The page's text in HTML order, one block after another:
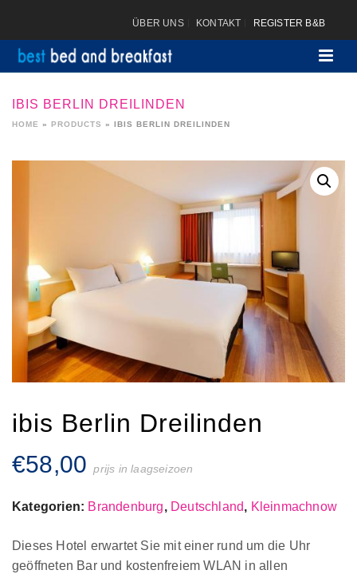
ÜBER UNS KONTAKT REGISTER B&B
IBIS BERLIN DREILINDEN
HOME » PRODUCTS » IBIS BERLIN DREILINDEN
ibis Berlin Dreilinden
€58,00 prijs in laagseizoen
Kategorien: Brandenburg, Deutschland, Kleinmachnow
Dieses Hotel erwartet Sie mit einer rund um die Uhr
geöffneten Bar und kostenfreiem WLAN in allen